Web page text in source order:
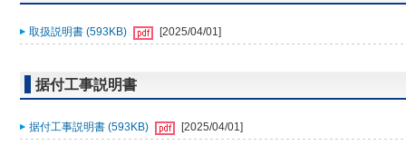
取扱説明書 (593KB) [2025/04/01]
据付工事説明書
据付工事説明書 (593KB) [2025/04/01]